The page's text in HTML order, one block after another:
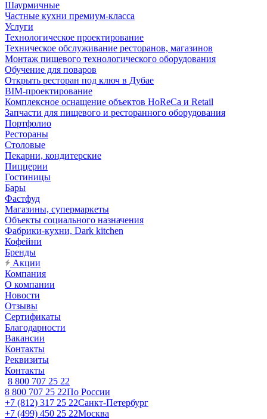
Шаурмичные
Частные кухни премиум-класса
Услуги
Технологическое проектирование
Техническое обслуживание ресторанов, магазинов
Монтаж пищевого технологического оборудования
Обучение для поваров
Открыть ресторан под ключ в Дубае
BIM-проектирование
Комплексное оснащение объектов HoReCa и Retail
Запчасти для пищевого и ресторанного оборудования
Портфолио
Рестораны
Столовые
Пекарни, кондитерские
Пиццерии
Гостиницы
Бары
Фастфуд
Магазины, супермаркеты
Объекты социального назначения
Фабрики-кухни, Dark kitchen
Кофейни
Бренды
Акции
Компания
О компании
Новости
Отзывы
Сертификаты
Благодарности
Вакансии
Контакты
Реквизиты
Контакты
8 800 707 25 22
8 800 707 25 22По России
+7 (812) 317 25 22Санкт-Петербург
+7 (499) 450 25 22Москва